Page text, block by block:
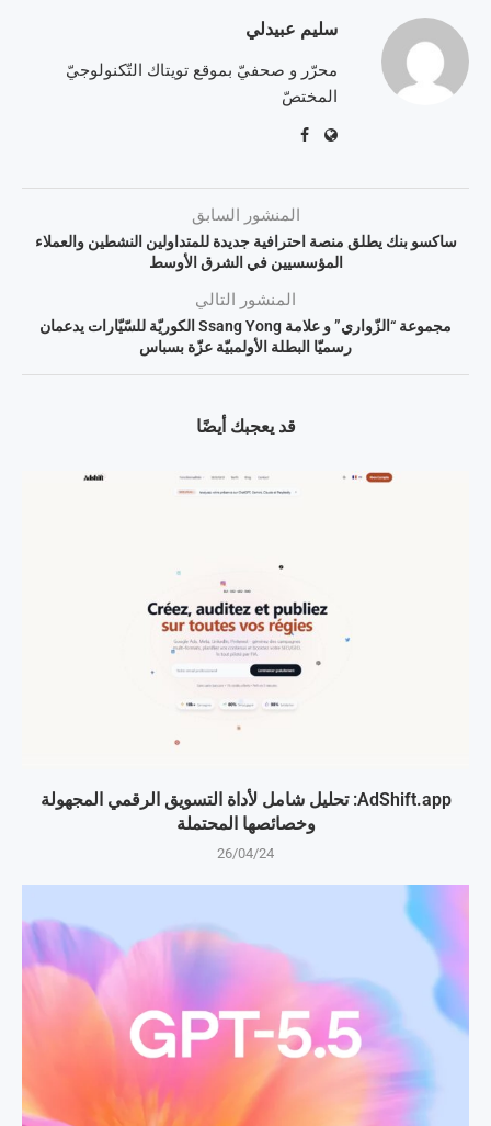
سليم عبيدلي
محرّر و صحفيّ بموقع تويتاك التّكنولوجيّ
المختصّ
المنشور السابق
ساكسو بنك يطلق منصة احترافية جديدة للمتداولين النشطين والعملاء
المؤسسيين في الشرق الأوسط
المنشور التالي
مجموعة “الزّواري” و علامة Ssang Yong الكوريّة للسّيّارات يدعمان
رسميّا البطلة الأولمبيّة عزّة بسباس
قد يعجبك أيضًا
AdShift.app: تحليل شامل لأداة التسويق الرقمي المجهولة
وخصائصها المحتملة
26/04/24